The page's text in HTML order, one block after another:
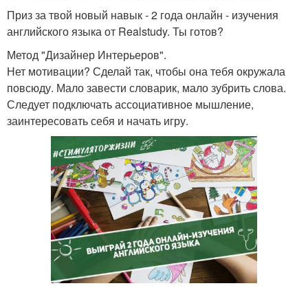
Приз за твой новый навык - 2 года онлайн - изучения
английского языка от Realstudy. Ты готов?
Метод "Дизайнер Интерьеров".
Нет мотивации? Сделай так, чтобы она тебя окружала
повсюду. Мало завести словарик, мало зубрить слова.
Следует подключать ассоциативное мышление,
заинтересовать себя и начать игру.